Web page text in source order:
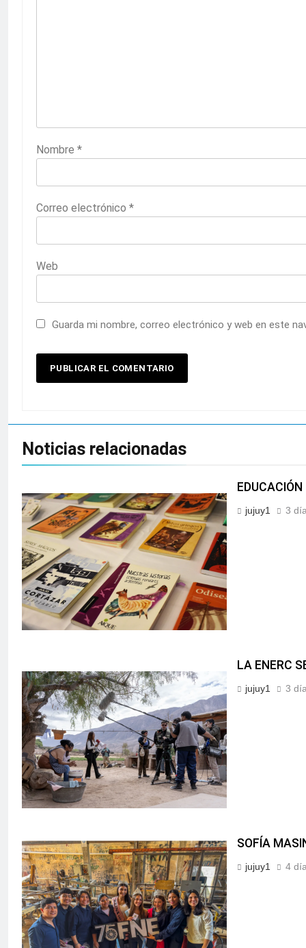
Nombre *
Correo electrónico *
Web
Guarda mi nombre, correo electrónico y web en este
Noticias relacionadas
jujuy1 3
LA ENERC
jujuy1 3
SOFÍA
jujuy1 4